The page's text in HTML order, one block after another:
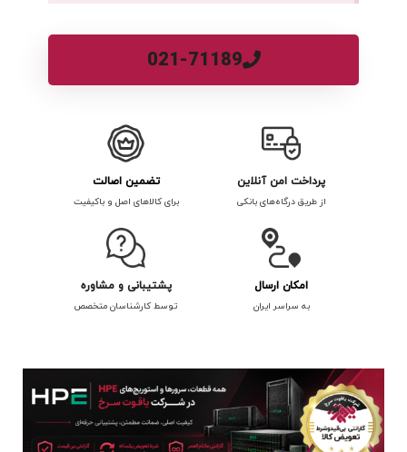
021-71189
پرداخت امن آنلاین
از طریق درگاه‌های بانکی
تضمین اصالت
برای کالاهای اصل و باکیفیت
امکان ارسال
به سراسر ایران
پشتیبانی و مشاوره
توسط کارشناسان متخصص